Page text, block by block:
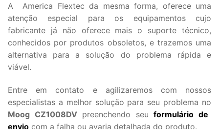
A America Flextec da mesma forma, oferece uma
atenção especial para os equipamentos cujo
fabricante já não oferece mais o suporte técnico,
conhecidos por produtos obsoletos, e trazemos uma
alternativa para a solução do problema rápida e
viável.
Entre em contato e agilizaremos com nossos
especialistas a melhor solução para seu problema no
Moog CZ1008DV preenchendo seuformulário de
envio com a falha ou avaria detalhada do produto.